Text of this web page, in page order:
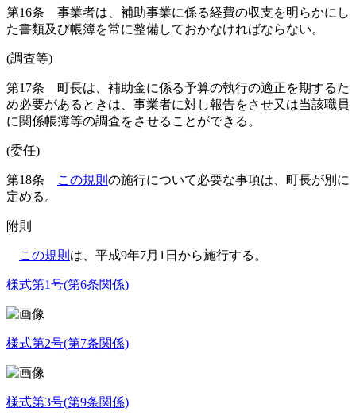
第16条
事業者は、補助事業に係る経費の収支を明らかにし
た書類及び帳簿を常に整備しておかなければならない。
(調査等)
第17条
町長は、補助金に係る予算の執行の適正を期するた
め必要があるときは、事業者に対し報告をさせ又は当該職員
に関係帳簿等の調査をさせることができる。
(委任)
第18条 この規則 の施行について必要な事項は、町長が別に
定める。
附則
この規則 は、平成9年7月1日から施行する。
様式第1号(第6条関係)
様式第2号(第7条関係)
様式第3号(第9条関係)